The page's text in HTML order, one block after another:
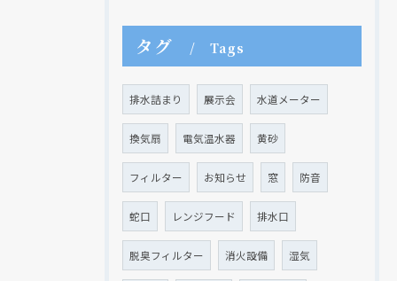
タグ Tags
排水詰まり 展示会 水道メーター
換気扇 電気温水器 黄砂
フィルター お知らせ 窓 防音
蛇口 レンジフード 排水口
脱臭フィルター 消火設備 湿気